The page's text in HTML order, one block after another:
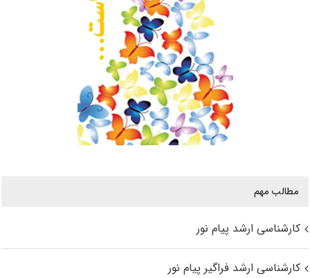
مطالب مهم
کارشناسی ارشد پیام نور
کارشناسی ارشد فراگیر پیام نور